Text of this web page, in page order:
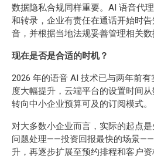
数据隐私合规同样重要。AI 语音代
和转录，企业有责任在通话开始时
音，并根据当地法规妥善管理相关数
现在是否是合适的时机？
2026 年的语音 AI 技术已与两年前
度大幅提升，云端平台的设置时间
转向中小企业预算可及的订阅模式。
对大多数小企业而言，实际的起点
问题处理——投资回报最快的场景
升，再逐步扩展至预约排程和客户资